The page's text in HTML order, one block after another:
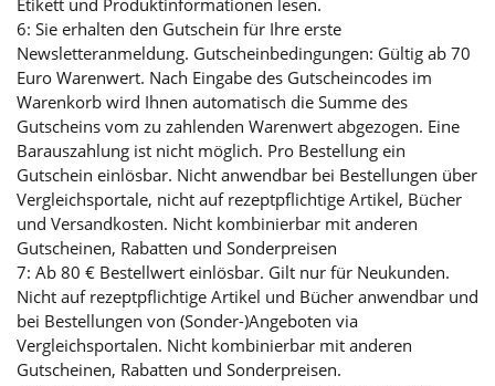
Etikett und Produktinformationen lesen.
6: Sie erhalten den Gutschein für Ihre erste
Newsletteranmeldung. Gutscheinbedingungen: Gültig ab 70
Euro Warenwert. Nach Eingabe des Gutscheincodes im
Warenkorb wird Ihnen automatisch die Summe des
Gutscheins vom zu zahlenden Warenwert abgezogen. Eine
Barauszahlung ist nicht möglich. Pro Bestellung ein
Gutschein einlösbar. Nicht anwendbar bei Bestellungen über
Vergleichsportale, nicht auf rezeptpflichtige Artikel, Bücher
und Versandkosten. Nicht kombinierbar mit anderen
Gutscheinen, Rabatten und Sonderpreisen
7: Ab 80 € Bestellwert einlösbar. Gilt nur für Neukunden.
Nicht auf rezeptpflichtige Artikel und Bücher anwendbar und
bei Bestellungen von (Sonder-)Angeboten via
Vergleichsportalen. Nicht kombinierbar mit anderen
Gutscheinen, Rabatten und Sonderpreisen.